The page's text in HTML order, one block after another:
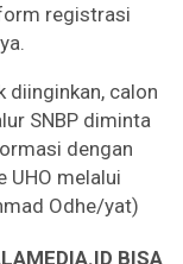
registrasi
diinginkan, calon
SNBP diminta
dengan
UHO melalui
Odhe/yat)
BISA